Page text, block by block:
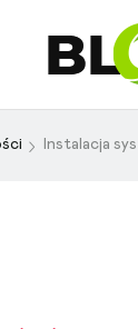
Instalacja